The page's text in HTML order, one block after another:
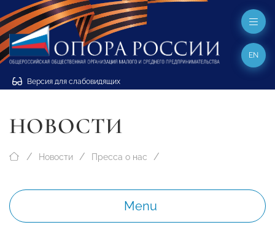
Версия для слабовидящих
EN
НОВОСТИ
Новости Пресса о нас
Menu